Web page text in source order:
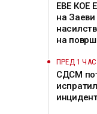
ЕВЕ КОЕ
на Заеви
на
ПРЕД 1 ЧАС
СДСМ